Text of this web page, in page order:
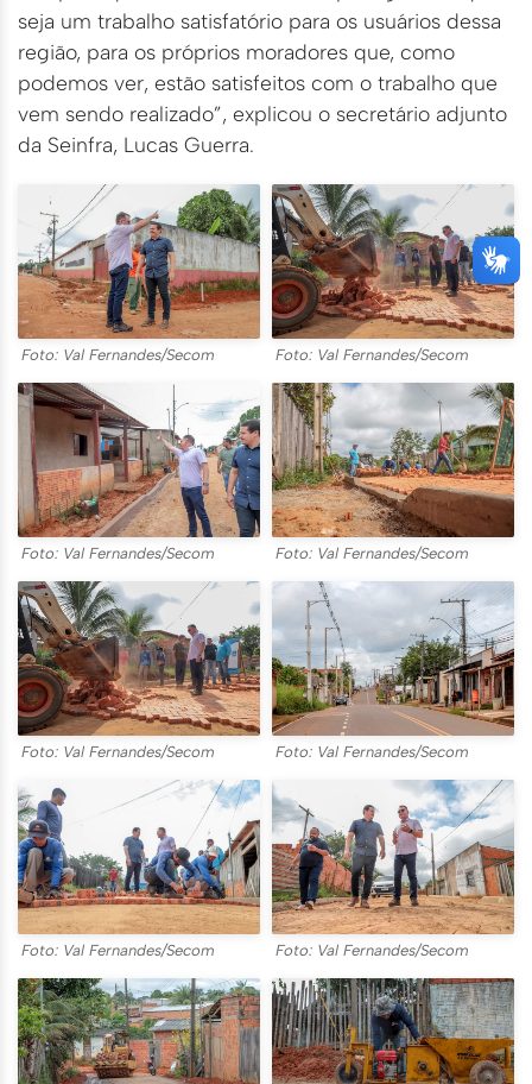
seja um trabalho satisfatório para os usuários dessa
região, para os próprios moradores que, como
podemos ver, estão satisfeitos com o trabalho que
vem sendo realizado”, explicou o secretário adjunto
da Seinfra, Lucas Guerra.
Foto: Val Fernandes/Secom Foto: Val Fernandes/Secom
Foto: Val Fernandes/Secom Foto: Val Fernandes/Secom
Foto: Val Fernandes/Secom Foto: Val Fernandes/Secom
Foto: Val Fernandes/Secom Foto: Val Fernandes/Secom